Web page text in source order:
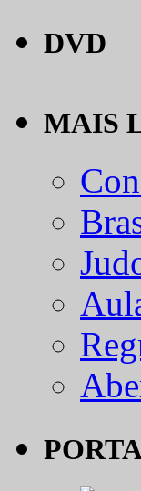
DVD
MAIS